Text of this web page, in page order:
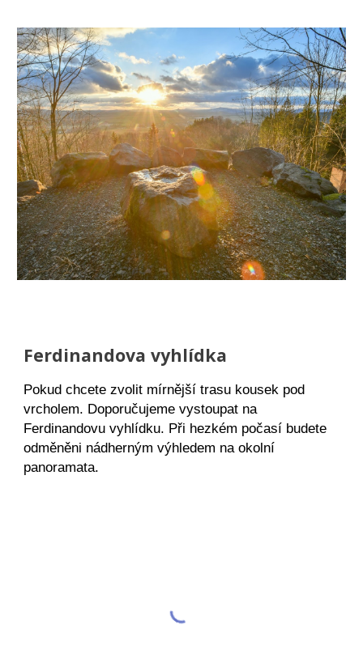
Ferdinandova vyhlídka
Pokud chcete zvolit mírnější trasu kousek pod
vrcholem. Doporučujeme vystoupat na
Ferdinandovu vyhlídku. Při hezkém počasí budete
odměněni nádherným výhledem na okolní
panoramata.